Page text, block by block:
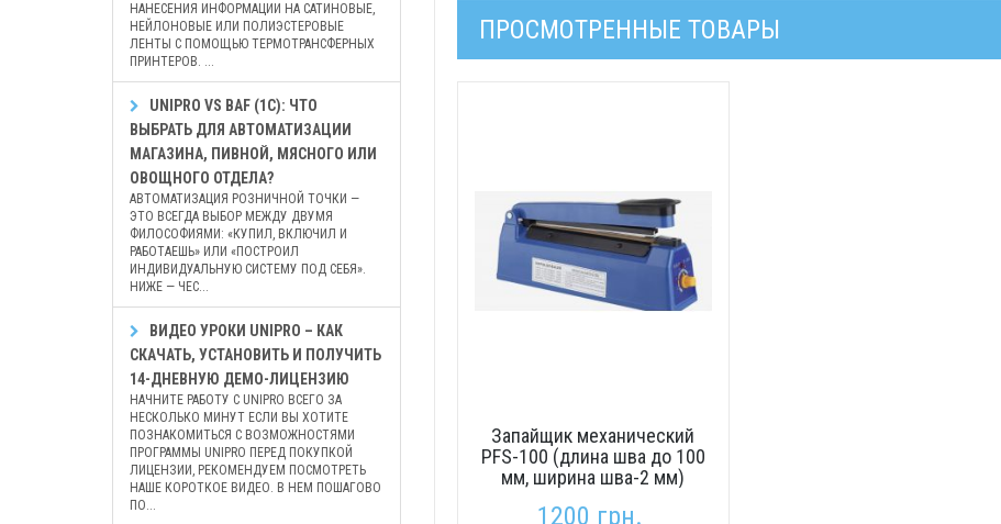
ПРОСМОТРЕННЫЕ ТОВАРЫ
Запайщик механический
PFS-100 (длина шва до 100
мм, ширина шва-2 мм)
1200 грн.
НАНЕСЕНИЯ ИНФОРМАЦИИ НА САТИНОВЫЕ,
НЕЙЛОНОВЫЕ ИЛИ ПОЛИЭСТЕРОВЫЕ
ЛЕНТЫ С ПОМОЩЬЮ ТЕРМОТРАНСФЕРНЫХ
ПРИНТЕРОВ. ...
UNIPRO VS BAF (1С): ЧТО
ВЫБРАТЬ ДЛЯ АВТОМАТИЗАЦИИ
МАГАЗИНА, ПИВНОЙ, МЯСНОГО ИЛИ
ОВОЩНОГО ОТДЕЛА?
АВТОМАТИЗАЦИЯ РОЗНИЧНОЙ ТОЧКИ —
ЭТО ВСЕГДА ВЫБОР МЕЖДУ ДВУМЯ
ФИЛОСОФИЯМИ: «КУПИЛ, ВКЛЮЧИЛ И
РАБОТАЕШЬ» ИЛИ «ПОСТРОИЛ
ИНДИВИДУАЛЬНУЮ СИСТЕМУ ПОД СЕБЯ».
НИЖЕ — ЧЕС...
ВИДЕО УРОКИ UNIPRO – КАК
СКАЧАТЬ, УСТАНОВИТЬ И ПОЛУЧИТЬ
14-ДНЕВНУЮ ДЕМО-ЛИЦЕНЗИЮ
НАЧНИТЕ РАБОТУ С UNIPRO ВСЕГО ЗА
НЕСКОЛЬКО МИНУТ ЕСЛИ ВЫ ХОТИТЕ
ПОЗНАКОМИТЬСЯ С ВОЗМОЖНОСТЯМИ
ПРОГРАММЫ UNIPRO ПЕРЕД ПОКУПКОЙ
ЛИЦЕНЗИИ, РЕКОМЕНДУЕМ ПОСМОТРЕТЬ
НАШЕ КОРОТКОЕ ВИДЕО. В НЕМ ПОШАГОВО
ПО...